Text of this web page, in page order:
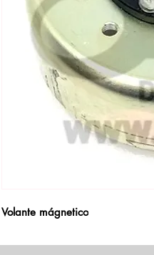
Volante mágnetico